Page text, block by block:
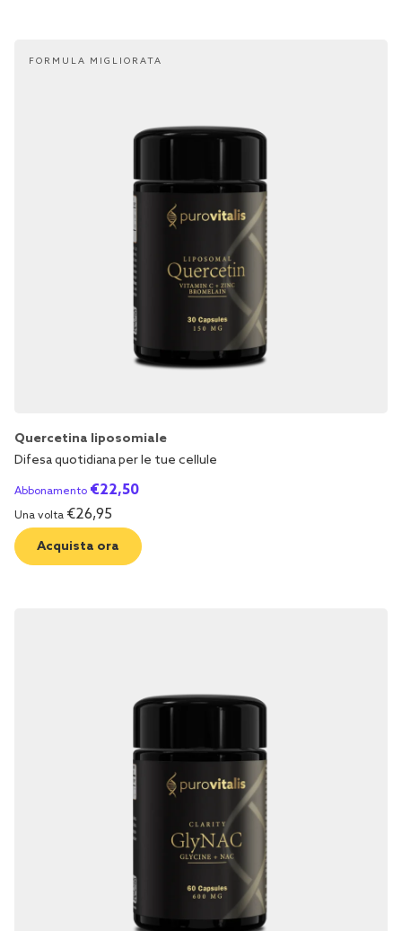
FORMULA MIGLIORATA
Quercetina liposomiale
Difesa quotidiana per le tue cellule
Abbonamento €22,50
Una volta €26,95
Acquista ora